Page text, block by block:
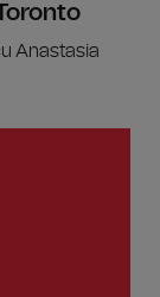
Anastasia